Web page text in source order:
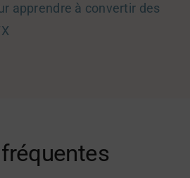
apprendre à convertir des